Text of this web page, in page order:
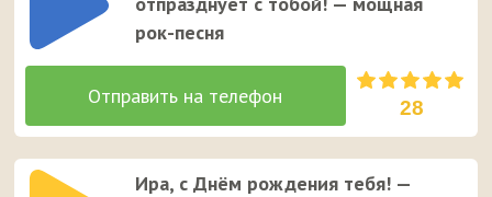
рок-песня
28
Ира, с Днём рождения тебя! —